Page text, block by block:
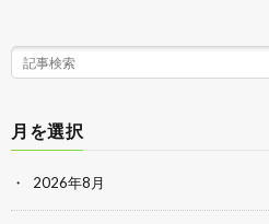
月を選択
2026年8月